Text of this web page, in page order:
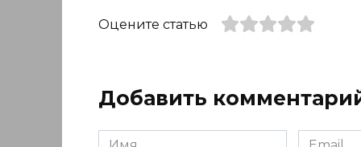
Оцените статью
Добавить
Имя
Email